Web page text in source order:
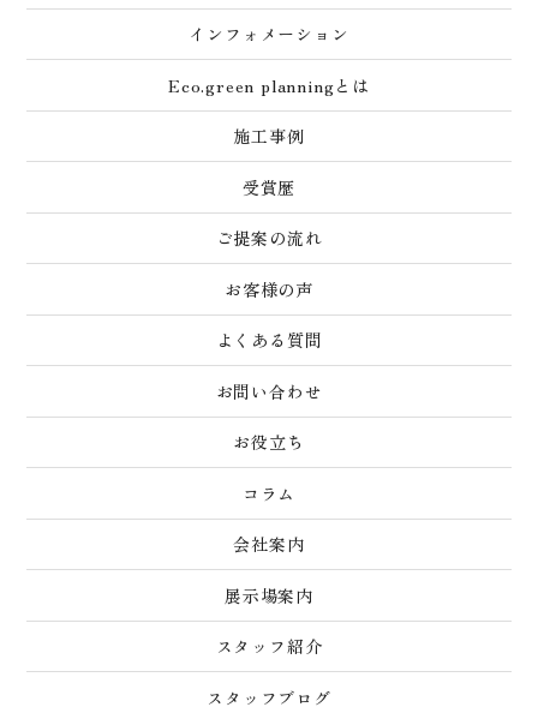
インフォメーション
Eco.green planningとは
施工事例
受賞歴
ご提案の流れ
お客様の声
よくある質問
お問い合わせ
お役立ち
コラム
会社案内
展示場案内
スタッフ紹介
スタッフブログ